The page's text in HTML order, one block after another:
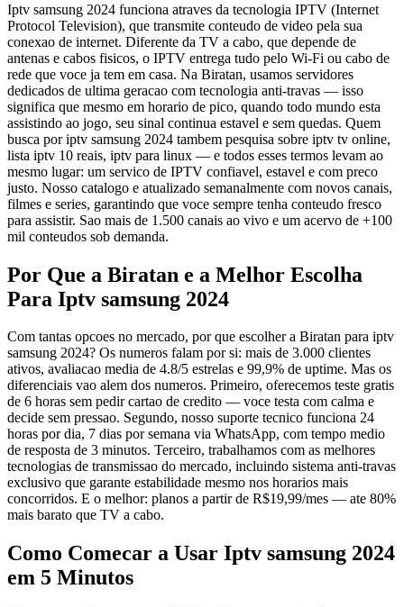
Iptv samsung 2024 funciona atraves da tecnologia IPTV (Internet
Protocol Television), que transmite conteudo de video pela sua
conexao de internet. Diferente da TV a cabo, que depende de
antenas e cabos fisicos, o IPTV entrega tudo pelo Wi-Fi ou cabo de
rede que voce ja tem em casa. Na Biratan, usamos servidores
dedicados de ultima geracao com tecnologia anti-travas — isso
significa que mesmo em horario de pico, quando todo mundo esta
assistindo ao jogo, seu sinal continua estavel e sem quedas. Quem
busca por iptv samsung 2024 tambem pesquisa sobre iptv tv online,
lista iptv 10 reais, iptv para linux — e todos esses termos levam ao
mesmo lugar: um servico de IPTV confiavel, estavel e com preco
justo. Nosso catalogo e atualizado semanalmente com novos canais,
filmes e series, garantindo que voce sempre tenha conteudo fresco
para assistir. Sao mais de 1.500 canais ao vivo e um acervo de +100
mil conteudos sob demanda.
Por Que a Biratan e a Melhor Escolha
Para Iptv samsung 2024
Com tantas opcoes no mercado, por que escolher a Biratan para iptv
samsung 2024? Os numeros falam por si: mais de 3.000 clientes
ativos, avaliacao media de 4.8/5 estrelas e 99,9% de uptime. Mas os
diferenciais vao alem dos numeros. Primeiro, oferecemos teste gratis
de 6 horas sem pedir cartao de credito — voce testa com calma e
decide sem pressao. Segundo, nosso suporte tecnico funciona 24
horas por dia, 7 dias por semana via WhatsApp, com tempo medio
de resposta de 3 minutos. Terceiro, trabalhamos com as melhores
tecnologias de transmissao do mercado, incluindo sistema anti-travas
exclusivo que garante estabilidade mesmo nos horarios mais
concorridos. E o melhor: planos a partir de R$19,99/mes — ate 80%
mais barato que TV a cabo.
Como Comecar a Usar Iptv samsung 2024
em 5 Minutos